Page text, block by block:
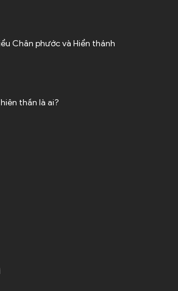
Chân phước và Hiển thánh
thần là ai?